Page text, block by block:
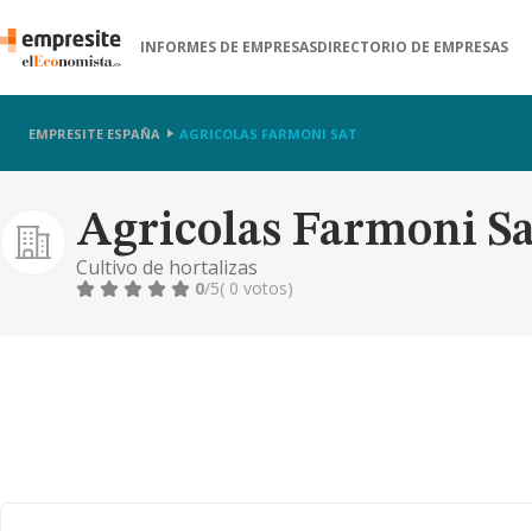
INFORMES DE EMPRESASDIRECTORIO DE EMPRESAS
EMPRESITE ESPAÑA AGRICOLAS FARMONI SAT
Agricolas Farmoni
Cultivo de hortalizas
0/5( 0 votos)